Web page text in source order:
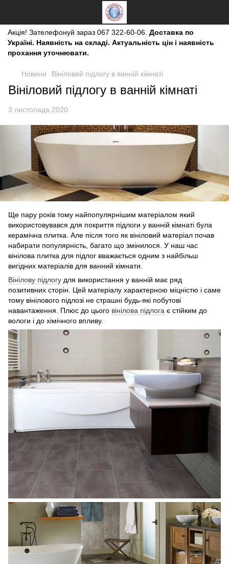
Акція! Зателефонуй зараз 067 322-60-06. Доставка по
Україні. Наявність на складі. Актуальність цін і наявність
прохання уточнювати.
Новини Вініловий підлогу в ванній кімнаті
Вініловий підлогу в ванній кімнаті
3 листопада 2020
Ще пару років тому найпопулярнішим матеріалом який
використовувався для покриття підлоги у ванній кімнаті була
керамічна плитка. Але після того як вініловий матеріал почав
набирати популярність, багато що змінилося. У наш час
вінілова плитка для підлог вважається одним з найбільш
вигідних матеріалів для ванний кімнати.
Вінілову підлогу для використання у ванній має ряд
позитивних сторін. Цей матеріалу характерною міцністю і саме
тому вінілового підлозі не страшні будь-які побутові
навантаження. Плюс до цього вінілова підлога є стійким до
вологи і до хімічного впливу.